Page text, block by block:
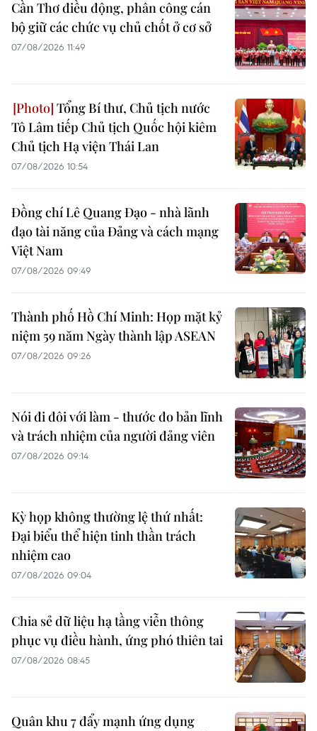
Cần Thơ điều động, phân công cán
bộ giữ các chức vụ chủ chốt ở cơ sở
07/08/2026 11:49
Tổng Bí thư, Chủ tịch nước
Tô Lâm tiếp Chủ tịch Quốc hội kiêm
Chủ tịch Hạ viện Thái Lan
07/08/2026 10:54
Đồng chí Lê Quang Đạo - nhà lãnh
đạo tài năng của Đảng và cách mạng
Việt Nam
07/08/2026 09:49
Thành phố Hồ Chí Minh: Họp mặt kỷ
niệm 59 năm Ngày thành lập ASEAN
07/08/2026 09:26
Nói đi đôi với làm - thước đo bản lĩnh
và trách nhiệm của người đảng viên
07/08/2026 09:14
Kỳ họp không thường lệ thứ nhất:
Đại biểu thể hiện tinh thần trách
nhiệm cao
07/08/2026 09:04
Chia sẻ dữ liệu hạ tầng viễn thông
phục vụ điều hành, ứng phó thiên tai
07/08/2026 08:45
Quân khu 7 đẩy mạnh ứng dụng